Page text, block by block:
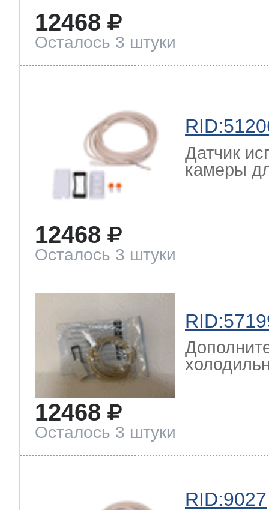
12468
Осталось 3 штуки
Датчик
камеры
12468
Осталось 3 штуки
12468
Осталось 3 штуки
RID:9027